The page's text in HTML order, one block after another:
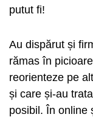
putut fi!
Au dispărut și
rămas în
reorienteze pe
și care și-au
posibil. În online